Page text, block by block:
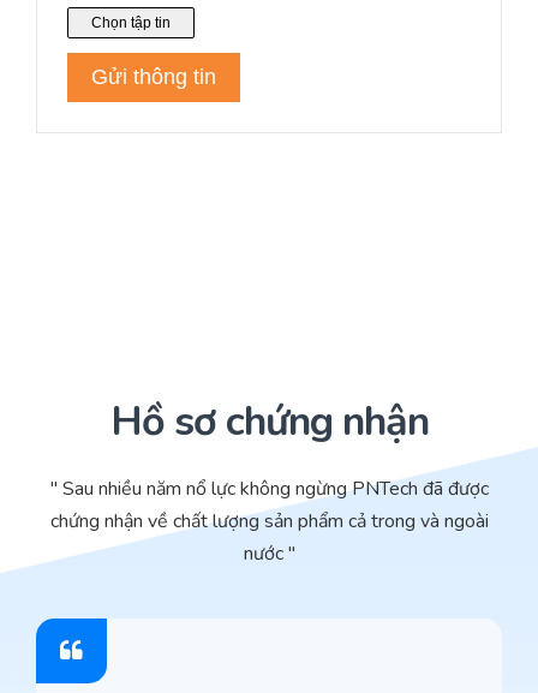
Hồ sơ chứng nhận
" Sau nhiều năm nổ lực không ngừng PNTech đã được
chứng nhận về chất lượng sản phẩm cả trong và ngoài
nước "